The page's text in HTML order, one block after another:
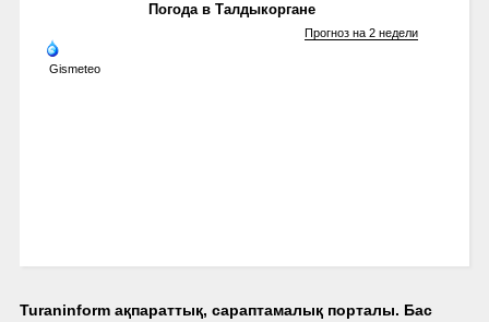
Погода в Талдыкоргане
Gismeteo
Прогноз на 2 недели
Turaninform ақпараттық, сараптамалық порталы. Бас